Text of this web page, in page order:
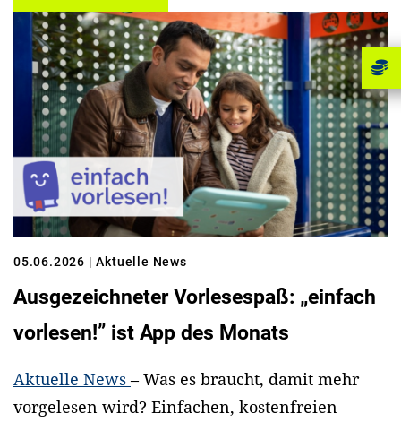
05.06.2026 | Aktuelle News
Ausgezeichneter Vorlesespaß: „einfach
vorlesen!” ist App des Monats
Aktuelle News– Was es braucht, damit mehr
vorgelesen wird? Einfachen, kostenfreien